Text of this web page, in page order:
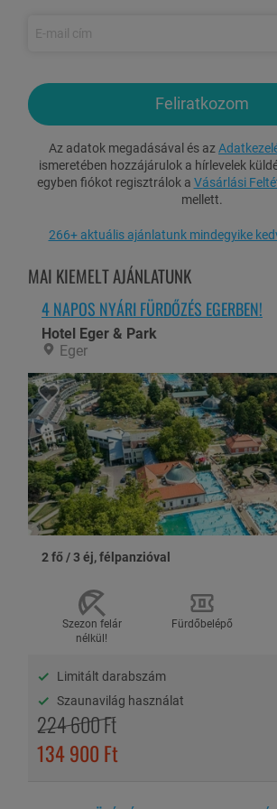
Személyenként egy alkalommal
Gyermekkedvezmények (szülőkkel egy
0-3,99 év között: ingyenes (babaágyban
4-11,99 év között: 10.900 Ft/fő/éj
12 éves kortól: 15.450 Ft/fő/éj
Tetőtéri standard szobákban 2 felnőtt
gyermek elhelyezésére van lehetőség.
Felárak:
Éjszaka hosszabbítás: 35.000 Ft/2 fő/éj
Hétvégi felár: 6.500 Ft/2 fő/éj (péntek és/
éjszaka)
Főszezoni felár (2026.06.22.-08.31.):
Földszinti szoba felára: 3.000 Ft/szoba/éj
Erkélyes szoba felára: 8.000 Ft/szoba/éj
Lakosztály felára: hétköznapokon 25.000
hétvégéken 34.800 Ft/szoba/éj
- Az idegenforgalmi adó mértéke 2026-ban
Az utalvány felhasználható: 2026. december
Hétvégéken és főszezonban (2026.06.22.-
szabad helyek függvényében, a szálláshellyel
időpontban, írásos visszaigazolás alapján.
2025.10.23.-11.02., 11.25.-12.14., 12.22.-
Feliratkozom
Az adatok megadásával és az
ismeretében hozzájárulok a hírlevelek
egyben fiókot regisztrálok a Vásárlási
mellett.
266+ aktuális ajánlatunk mindegyike
MAI KIEMELT AJÁNLATUNK
4 NAPOS NYÁRI FÜRDŐZÉS EGERBEN!
Hotel Eger & Park
Eger
2 fő / 3 éj, félpanzióval
Szezon felár
nélkül!
Fürdőbelépő
Limitált darabszám
Szaunavilág használat
224 600 Ft
134 900 Ft